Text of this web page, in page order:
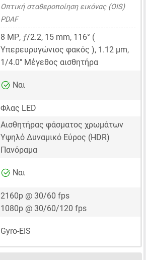
Οπτική σταθεροποίηση εικόνας (OIS)
PDAF
8 MP, ƒ/2.2, 15 mm, 116° (
Υπερευρυγώνιος φακός ), 1.12 μm,
1/4.0" Μέγεθος αισθητήρα
Ναι
Φλας LED
Αισθητήρας φάσματος χρωμάτων
Υψηλό Δυναμικό Εύρος (HDR)
Πανόραμα
Ναι
2160p @ 30/60 fps
1080p @ 30/60/120 fps
Gyro-EIS